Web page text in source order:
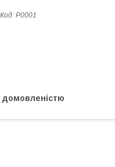
Код: Р0001
домовленістю